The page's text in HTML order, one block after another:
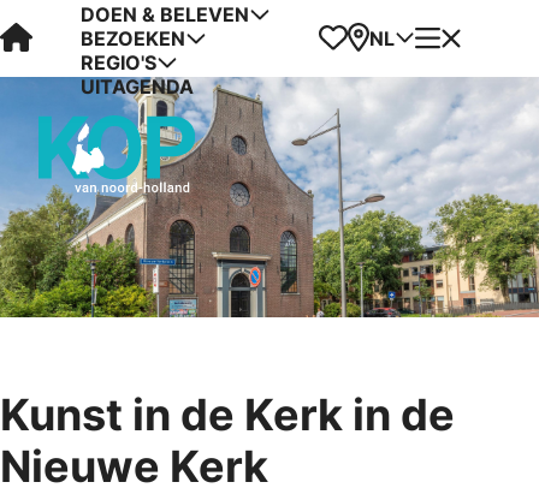
Visit Kop van Holland
DOEN & BELEVEN
BEZOEKEN
REGIO'S
UITAGENDA
Favorieten
Kaart
NL Menu
Kunst in de Kerk in de
Nieuwe Kerk